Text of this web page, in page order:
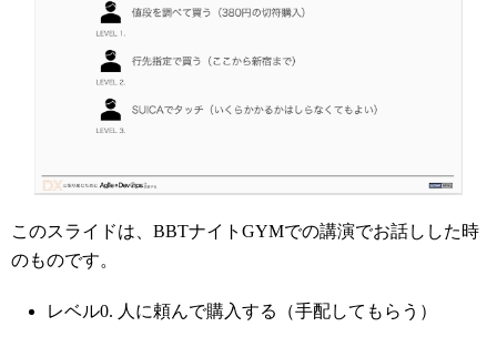
このスライドは、BBTナイトGYMでの講演でお話しした時
のものです。
レベル0. 人に頼んで購入する（手配してもらう）